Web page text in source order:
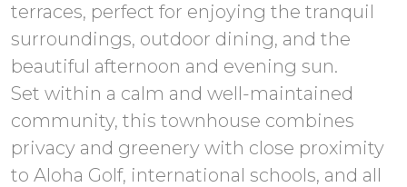
terraces, perfect for enjoying the tranquil
surroundings, outdoor dining, and the
beautiful afternoon and evening sun.
Set within a calm and well-maintained
community, this townhouse combines
privacy and greenery with close proximity
to Aloha Golf, international schools, and all